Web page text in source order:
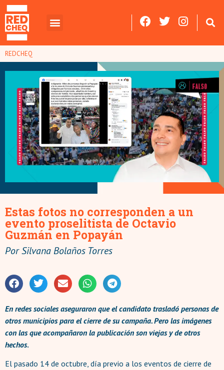
REDCHEQ
Estas fotos no corresponden a un
evento proselitista de Octavio
Guzmán en Popayán
PorSilvana Bolaños Torres
En redes sociales aseguraron que el candidato trasladó personas de
otros municipios para el cierre de su campaña. Pero las imágenes
con las que acompañaron la publicación son viejas y de otros
hechos.
El pasado 14 de octubre, día previo a los eventos de cierre de